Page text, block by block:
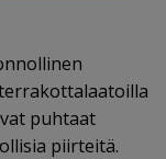
puhtaat
piirteitä.